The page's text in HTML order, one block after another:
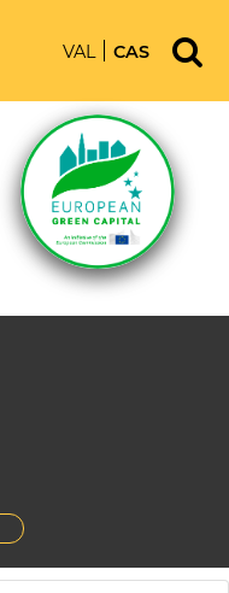
VAL CAS